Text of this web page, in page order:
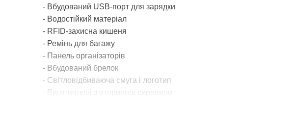
- Вбудований USB-порт для зарядки
- Водостійкий матеріал
- RFID-захисна кишеня
- Ремінь для багажу
- Панель організаторів
- Вбудований брелок
- Світловідбиваюча смуга і логотип
- Виготовлені з вторинної сировини